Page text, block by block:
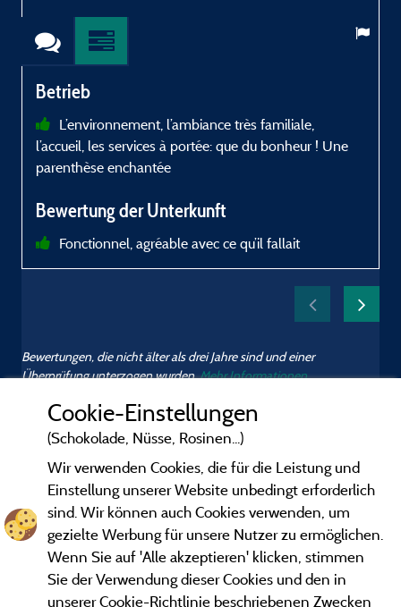
Betrieb
L’environnement, l’ambiance très familiale,
l’accueil, les services à portée: que du bonheur ! Une
parenthèse enchantée
Bewertung der Unterkunft
Fonctionnel, agréable avec ce qu’il fallait
Bewertungen, die nicht älter als drei Jahre sind und einer
Überprüfung unterzogen wurden.Mehr Informationen
Cookie-Einstellungen
(Schokolade, Nüsse, Rosinen...)
Wir verwenden Cookies, die für die Leistung und
Einstellung unserer Website unbedingt erforderlich
sind. Wir können auch Cookies verwenden, um
gezielte Werbung für unsere Nutzer zu ermöglichen.
Wenn Sie auf 'Alle akzeptieren' klicken, stimmen
Sie der Verwendung dieser Cookies und den in
unserer Cookie-Richtlinie beschriebenen Zwecken